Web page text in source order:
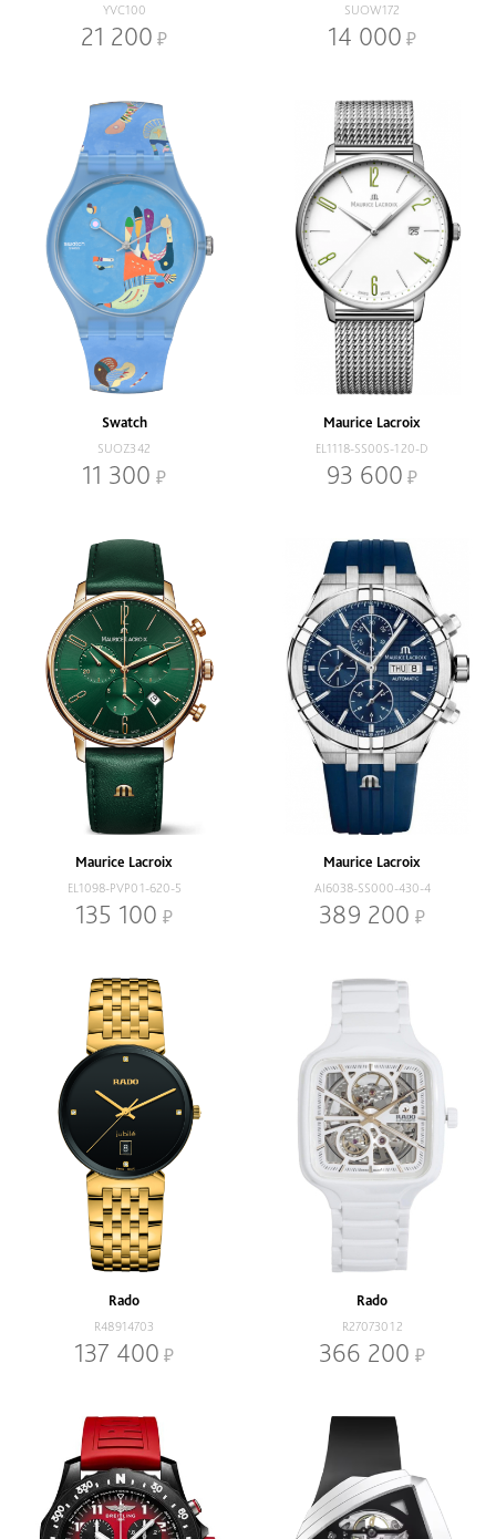
YVC100
21 200
SUOW172
14 000
Swatch
SUOZ342
11 300
Maurice Lacroix
EL1118-SS00S-120-D
93 600
Maurice Lacroix
EL1098-PVP01-620-5
135 100
Maurice Lacroix
AI6038-SS000-430-4
389 200
Rado
R48914703
137 400
Rado
R27073012
366 200